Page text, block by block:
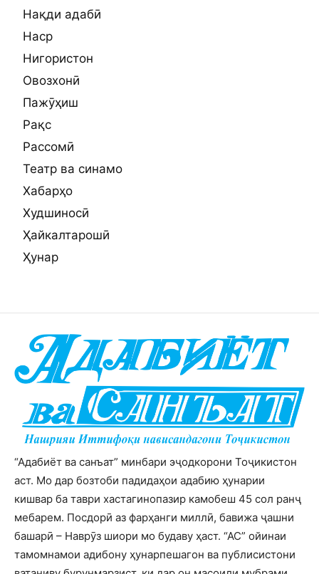
Нақди адабӣ
Наср
Нигористон
Овозхонӣ
Пажӯҳиш
Рақс
Рассомӣ
Театр ва синамо
Хабарҳо
Худшиносӣ
Ҳайкалтарошӣ
Ҳунар
“Адабиёт ва санъат” минбари эҷодкорони Тоҷикистон
аст. Мо дар бозтоби падидаҳои адабию ҳунарии
кишвар ба таври хастагинопазир камобеш 45 сол ранҷ
мебарем. Посдорӣ аз фарҳанги миллӣ, бавижа ҷашни
башарӣ – Наврӯз шиори мо будаву ҳаст. “АС” ойинаи
тамомнамои адибону ҳунарпешагон ва публисистони